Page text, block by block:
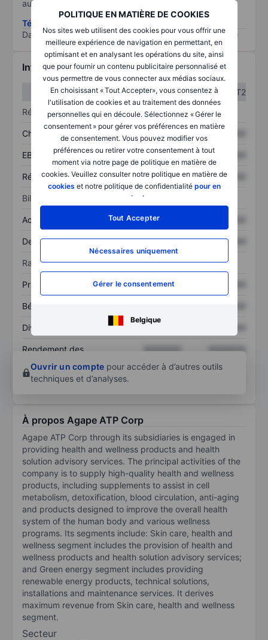
POLITIQUE EN MATIÈRE DE COOKIES
Nos sites web utilisent des cookies pour vous offrir une
meilleure expérience de navigation en permettant, en
optimisant et en analysant les opérations du site, ainsi
que pour fournir un contenu publicitaire personnalisé et
vous permettre de vous connecter aux médias sociaux.
En choisissant « Tout Accepter», vous consentez à
l'utilisation de cookies et au traitement des données
personnelles qui en découle. Sélectionnez « Gérer le
consentement » pour gérer vos préférences en matière
de consentement. Vous pouvez modifier vos
préférences ou retirer votre consentement à tout
moment via notre page de politique en matière de
cookies. Veuillez consulter notre politique en matière de
cookies et notre politique de confidentialité pour en
savoir plus
Tout Accepter
Nécessaires uniquement
Gérer le consentement
Belgique
au risque le plus élevé).
Télécharger la méthodologie ESG (en anglais)
Data provided by
/
Informations financières
T1
T2
Résultats
Chiffre d’affaires XXXXXXX
EBITDA XXXXXXX XXXXXXX
Résultat net XXXXXXX XXXXXXX
Bilan
Actif total XXXXXXX
Dette totale XXXXXXX XXXXXXX
Ratios
Prix / ventes XXXXXXX
Bénéfice par action
Dividende par action XXXXXXX
Rendement des
XXXXXXX
XXXXXXX
Ouvrir un compte pour accéder à d’autres outils
techniques et d’analyses.
À propos Agape ATP Corp
Agape ATP Corp through its subsidiaries is engaged in
providing health and wellness products and health
solution advisory services. The principal activities of the
company is to supply high-quality health and wellness
products, including supplements to assist in cell
metabolism, detoxification, blood circulation, anti-aging
and products designed to improve the overall health
system of the human body and various wellness
programs. Its segments include: Skin care, health and
wellness segment includes the provision of health and
wellness products and health solution advisory services;
and Green energy segment includes providing
renewable energy products, technical solutions,
installations and maintenance services. It derives
maximum revenue from Skin care, health and wellness
segment.
Secteur